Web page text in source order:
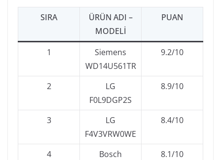
SIRA
ÜRÜN ADI –
MODELI
PUAN
1
Siemens
WD14U561TR
9.2/10
2
LG
F0L9DGP2S
8.9/10
3
LG
F4V3VRW0WE
8.4/10
4
Bosch
8.1/10